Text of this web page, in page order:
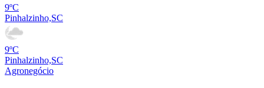
9ºC
Pinhalzinho,SC
9ºC
Pinhalzinho,SC
Agronegócio